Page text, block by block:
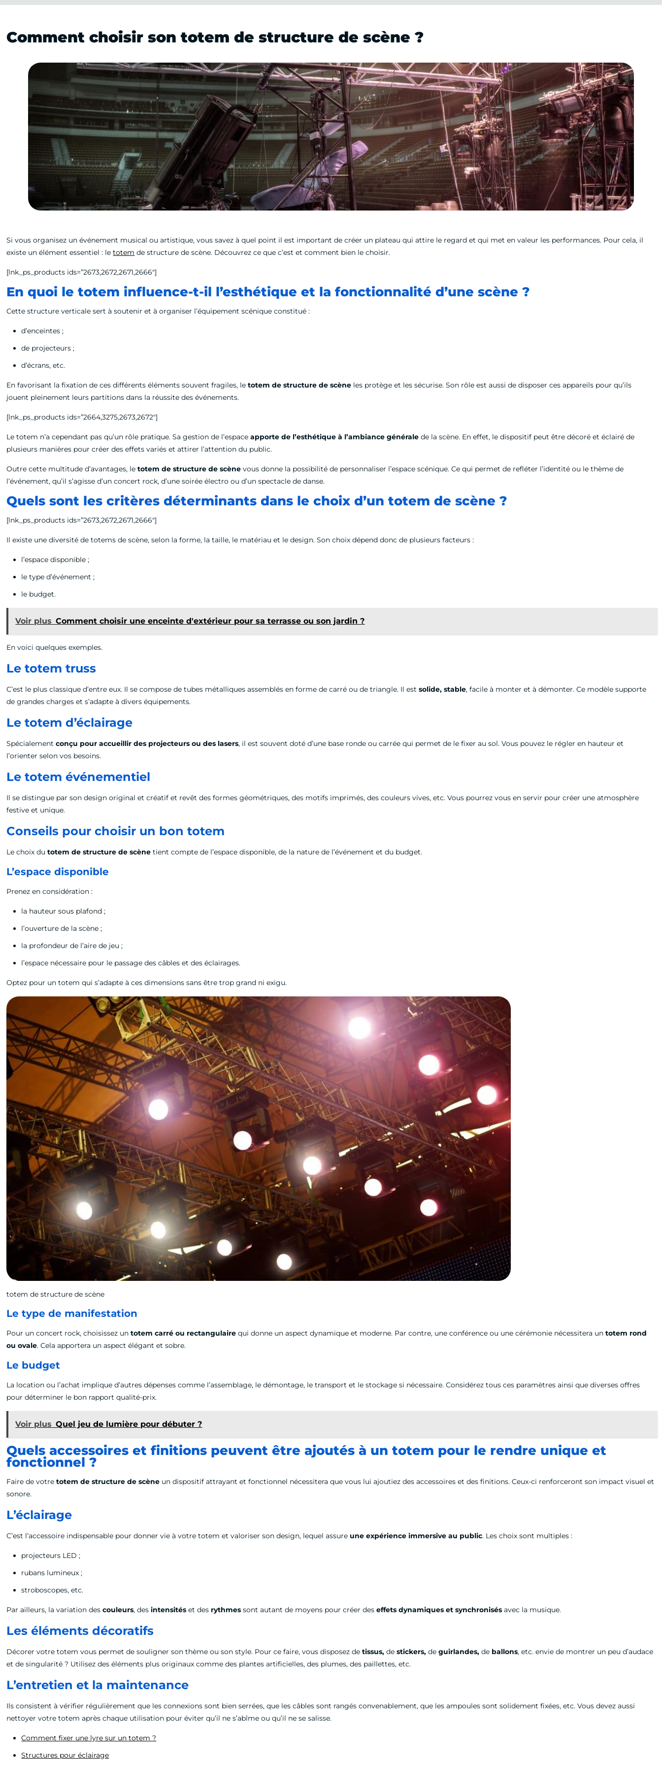
Comment choisir son totem de structure de scène ?
Si vous organisez un événement musical ou artistique, vous savez à quel point il est important de créer un plateau qui attire le regard et qui met en valeur les performances. Pour cela, il
existe un élément essentiel : letotem de structure de scène. Découvrez ce que c’est et comment bien le choisir.
[lnk_ps_products ids=”2673,2672,2671,2666″]
En quoi le totem influence-t-il l’esthétique et la fonctionnalité d’une scène ?
Cette structure verticale sert à soutenir et à organiser l’équipement scénique constitué :
d’enceintes ;
de projecteurs ;
d’écrans, etc.
En favorisant la fixation de ces différents éléments souvent fragiles, letotem de structure de scène les protège et les sécurise. Son rôle est aussi de disposer ces appareils pour qu’ils
jouent pleinement leurs partitions dans la réussite des événements.
[lnk_ps_products ids=”2664,3275,2673,2672″]
Le totem n’a cependant pas qu’un rôle pratique. Sa gestion de l’espaceapporte de l’esthétique à l’ambiance générale de la scène. En effet, le dispositif peut être décoré et éclairé de
plusieurs manières pour créer des effets variés et attirer l’attention du public.
Outre cette multitude d’avantages, letotem de structure de scène vous donne la possibilité de personnaliser l’espace scénique. Ce qui permet de refléter l’identité ou le thème de
l’événement, qu’il s’agisse d’un concert rock, d’une soirée électro ou d’un spectacle de danse.
Quels sont les critères déterminants dans le choix d’un totem de scène ?
[lnk_ps_products ids=”2673,2672,2671,2666″]
Il existe une diversité de totems de scène, selon la forme, la taille, le matériau et le design. Son choix dépend donc de plusieurs facteurs :
l’espace disponible ;
le type d’événement ;
le budget.
Voir plus Comment choisir une enceinte d'extérieur pour sa terrasse ou son jardin ?
En voici quelques exemples.
Le totem truss
C’est le plus classique d’entre eux. Il se compose de tubes métalliques assemblés en forme de carré ou de triangle. Il estsolide, stable, facile à monter et à démonter. Ce modèle supporte
de grandes charges et s’adapte à divers équipements.
Le totem d’éclairage
Spécialementconçu pour accueillir des projecteurs ou des lasers, il est souvent doté d’une base ronde ou carrée qui permet de le fixer au sol. Vous pouvez le régler en hauteur et
l’orienter selon vos besoins.
Le totem événementiel
Il se distingue par son design original et créatif et revêt des formes géométriques, des motifs imprimés, des couleurs vives, etc. Vous pourrez vous en servir pour créer une atmosphère
festive et unique.
Conseils pour choisir un bon totem
Le choix dutotem de structure de scène tient compte de l’espace disponible, de la nature de l’événement et du budget.
L’espace disponible
Prenez en considération :
la hauteur sous plafond ;
l’ouverture de la scène ;
la profondeur de l’aire de jeu ;
l’espace nécessaire pour le passage des câbles et des éclairages.
Optez pour un totem qui s’adapte à ces dimensions sans être trop grand ni exigu.
totem de structure de scène
Le type de manifestation
Pour un concert rock, choisissez untotem carré ou rectangulaire qui donne un aspect dynamique et moderne. Par contre, une conférence ou une cérémonie nécessitera untotem rond
ou ovale. Cela apportera un aspect élégant et sobre.
Le budget
La location ou l’achat implique d’autres dépenses comme l’assemblage, le démontage, le transport et le stockage si nécessaire. Considérez tous ces paramètres ainsi que diverses offres
pour déterminer le bon rapport qualité-prix.
Voir plus Quel jeu de lumière pour débuter ?
Quels accessoires et finitions peuvent être ajoutés à un totem pour le rendre unique et
fonctionnel ?
Faire de votretotem de structure de scène un dispositif attrayant et fonctionnel nécessitera que vous lui ajoutiez des accessoires et des finitions. Ceux-ci renforceront son impact visuel et
sonore.
L’éclairage
C’est l’accessoire indispensable pour donner vie à votre totem et valoriser son design, lequel assure une expérience immersive au public. Les choix sont multiples :
projecteurs LED ;
rubans lumineux ;
stroboscopes, etc.
Par ailleurs, la variation descouleurs, desintensités et des rythmes sont autant de moyens pour créer deseffets dynamiques et synchronisés avec la musique.
Les éléments décoratifs
Décorer votre totem vous permet de souligner son thème ou son style. Pour ce faire, vous disposez detissus,de stickers,de guirlandes,de ballons, etc. envie de montrer un peu d’audace
et de singularité ? Utilisez des éléments plus originaux comme des plantes artificielles, des plumes, des paillettes, etc.
L’entretien et la maintenance
Ils consistent à vérifier régulièrement que les connexions sont bien serrées, que les câbles sont rangés convenablement, que les ampoules sont solidement fixées, etc. Vous devez aussi
nettoyer votre totem après chaque utilisation pour éviter qu’il ne s’abîme ou qu’il ne se salisse.
Comment fixer une lyre sur un totem ?
Structures pour éclairage